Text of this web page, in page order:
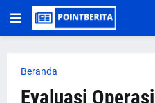
Beranda
Evaluasi